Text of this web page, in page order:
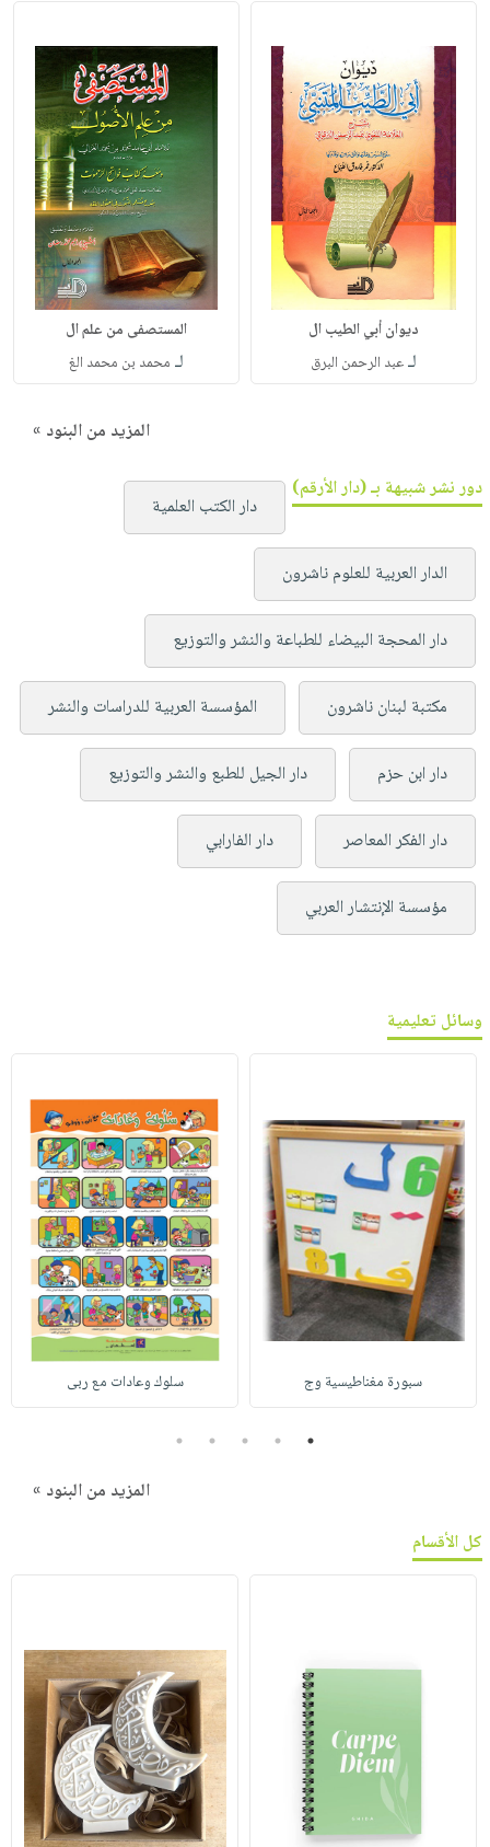
ديوان أبي الطيب ال
لـعبد الرحمن البرق
المستصفى من علم ال
لـ محمد بن محمد الغ
المزيد من البنود »
دور نشر شبيهة بـ (دار الأرقم)
دار الكتب العلمية
الدار العربية للعلوم ناشرون
دار المحجة البيضاء للطباعة والنشر والتوزيع
مكتبة لبنان ناشرون المؤسسة العربية للدراسات والنشر
دار ابن حزم دار الجيل للطبع والنشر والتوزيع
دار الفكر المعاصر دار الفارابي
مؤسسة الإنتشار العربي
وسائل تعليمية
سبورة مغناطيسية وج سلوك وعادات مع ربى
1
2
3
4
5
المزيد من البنود »
كل الأقسام